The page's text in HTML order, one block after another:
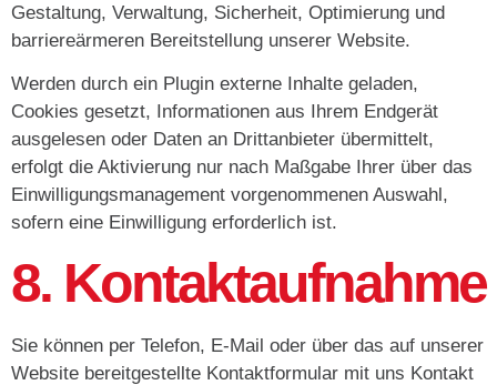
Gestaltung, Verwaltung, Sicherheit, Optimierung und
barriereärmeren Bereitstellung unserer Website.
Werden durch ein Plugin externe Inhalte geladen,
Cookies gesetzt, Informationen aus Ihrem Endgerät
ausgelesen oder Daten an Drittanbieter übermittelt,
erfolgt die Aktivierung nur nach Maßgabe Ihrer über das
Einwilligungsmanagement vorgenommenen Auswahl,
sofern eine Einwilligung erforderlich ist.
8. Kontaktaufnahme
Sie können per Telefon, E-Mail oder über das auf unserer
Website bereitgestellte Kontaktformular mit uns Kontakt